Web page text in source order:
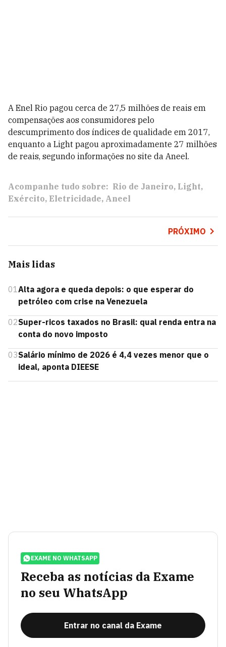
A Enel Rio pagou cerca de 27,5 milhões de reais em
compensações aos consumidores pelo
descumprimento dos índices de qualidade em 2017,
enquanto a Light pagou aproximadamente 27 milhões
de reais, segundo informações no site da Aneel.
Acompanhe tudo sobre: Rio de Janeiro Light
Exército Eletricidade Aneel
PRÓXIMO
Mais lidas
01Alta agora e queda depois: o que esperar do
petróleo com crise na Venezuela
02Super-ricos taxados no Brasil: qual renda entra na
conta do novo imposto
03Salário mínimo de 2026 é 4,4 vezes menor que o
ideal, aponta DIEESE
EXAME NO WHATSAPP
Receba as notícias da Exame
no seu WhatsApp
Entrar no canal da Exame